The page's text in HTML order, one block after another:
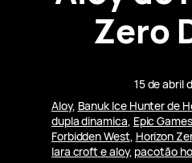
Zero
15 de abril
Aloy, Banuk Ice Hunter de
dupla dinamica, Epic Games
Forbidden West, Horizon
lara croft e aloy, pacotão